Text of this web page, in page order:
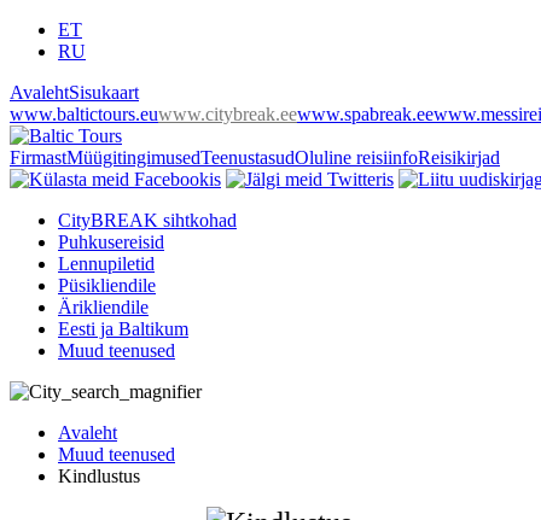
ET
RU
AvalehtSisukaart
www.baltictours.euwww.citybreak.eewww.spabreak.ee
FirmastMüügitingimusedTeenustasudOluline reisiinfoReisikirjad
CityBREAK sihtkohad
Puhkusereisid
Lennupiletid
Püsikliendile
Ärikliendile
Eesti ja Baltikum
Muud teenused
Avaleht
Muud teenused
Kindlustus